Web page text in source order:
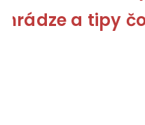
hrádze a tipy